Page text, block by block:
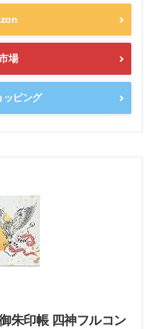
場
ッピング
朱印帳 四神フルコン